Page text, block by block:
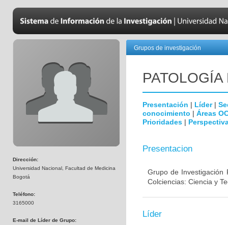
Dirección:
Universidad Nacional, Facultad de Medicina
Bogotá
Teléfono:
3165000
E-mail de Líder de Grupo:
Grupos de investigación
Presentación | Líder|
conocimiento | Áreas
Prioridades |
Presentacion
Grupo de Investigación
Colciencias: Ciencia y
Líder